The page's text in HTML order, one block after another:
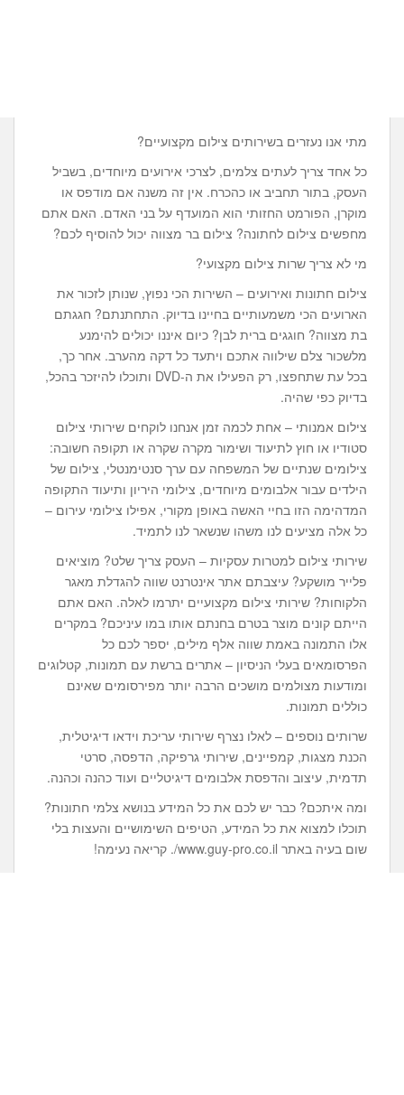
מתי אנו נעזרים בשירותים צילום מקצועיים?
כל אחד צריך לעתים צלמים, לצרכי אירועים מיוחדים, בשביל
העסק, בתור תחביב או כהכרח. אין זה משנה אם מודפס או
מוקרן, הפורמט החזותי הוא המועדף על בני האדם. האם אתם
מחפשים צילום לחתונה? צילום בר מצווה יכול להוסיף לכם?
מי לא צריך שרות צילום מקצועי?
צילום חתונות ואירועים – השירות הכי נפוץ, שנותן לזכור את
הארועים הכי משמעותיים בחיינו בדיוק. התחתנתם? חגגתם
בת מצווה? חוגגים ברית לבן? כיום איננו יכולים להימנע
מלשכור צלם שילווה אתכם ויתעד כל דקה מהערב. אחר כך,
בכל עת שתחפצו, רק הפעילו את ה-DVD ותוכלו להיזכר בהכל,
בדיוק כפי שהיה.
צילום אמנותי – אחת לכמה זמן אנחנו לוקחים שירותי צילום
סטודיו או חוץ לתיעוד ושימור מקרה שקרה או תקופה חשובה:
צילומים שנתיים של המשפחה עם ערך סנטימנטלי, צילום של
הילדים עבור אלבומים מיוחדים, צילומי היריון ותיעוד התקופה
המדהימה הזו בחיי האשה באופן מקורי, אפילו צילומי עירום –
כל אלה מציעים לנו משהו שנשאר לנו לתמיד.
שירותי צילום למטרות עסקיות – העסק צריך שלט? מוציאים
פלייר מושקע? עיצבתם אתר אינטרנט שווה להגדלת מאגר
הלקוחות? שירותי צילום מקצועיים יתרמו לאלה. האם אתם
הייתם קונים מוצר בטרם בחנתם אותו במו עיניכם? במקרים
אלו התמונה באמת שווה אלף מילים, יספר לכם כל
הפרסומאים בעלי הניסיון – אתרים ברשת עם תמונות, קטלוגים
ומודעות מצולמים מושכים הרבה יותר מפירסומים שאינם
כוללים תמונות.
שרותים נוספים – לאלו נצרף שירותי עריכת וידאו דיגיטלית,
הכנת מצגות, קמפיינים, שירותי גרפיקה, הדפסה, סרטי
תדמית, עיצוב והדפסת אלבומים דיגיטליים ועוד כהנה וכהנה.
ומה איתכם? כבר יש לכם את כל המידע בנושא צלמי חתונות?
תוכלו למצוא את כל המידע, הטיפים השימושיים והעצות בלי
שום בעיה באתר www.guy-pro.co.il/. קריאה נעימה!